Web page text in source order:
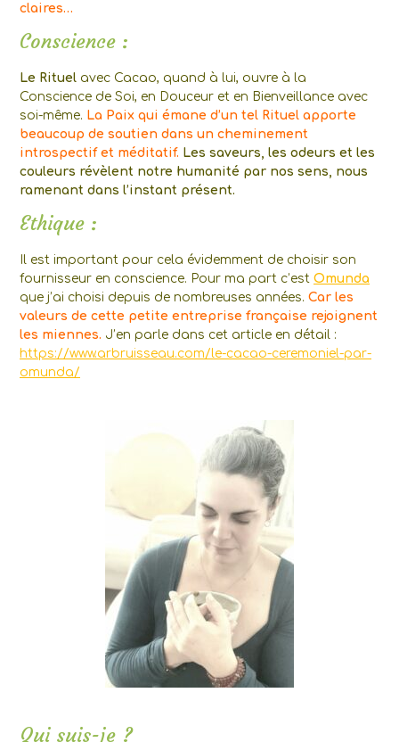
claires…
Conscience :
Le Rituel avec Cacao, quand à lui, ouvre à la
Conscience de Soi, en Douceur et en Bienveillance avec
soi-même. La Paix qui émane d’un tel Rituel apporte
beaucoup de soutien dans un cheminement
introspectif et méditatif. Les saveurs, les odeurs et les
couleurs révèlent notre humanité par nos sens, nous
ramenant dans l’instant présent.
Ethique :
Il est important pour cela évidemment de choisir son
fournisseur en conscience. Pour ma part c’est Omunda
que j’ai choisi depuis de nombreuses années. Car les
valeurs de cette petite entreprise française rejoignent
les miennes. J’en parle dans cet article en détail :
https://www.arbruisseau.com/le-cacao-ceremoniel-par-
omunda/
Qui suis-je ?